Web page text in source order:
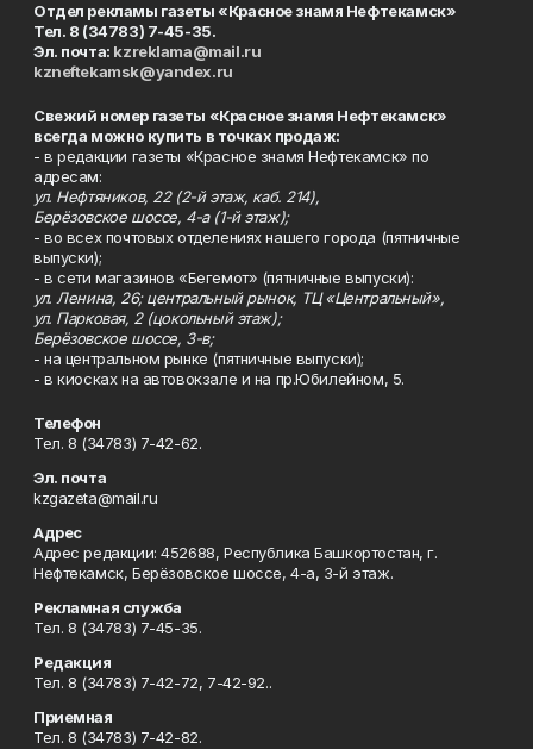
Отдел рекламы газеты «Красное знамя Нефтекамск»
Тел. 8 (34783) 7-45-35.
Эл. почта: kzreklama@mail.ru
kzneftekamsk@yandex.ru
Свежий номер газеты «Красное знамя Нефтекамск»
всегда можно купить в точках продаж:
- в редакции газеты «Красное знамя Нефтекамск» по
адресам:
ул. Нефтяников, 22 (2-й этаж, каб. 214),
Берёзовское шоссе, 4-а (1-й этаж);
- во всех почтовых отделениях нашего города (пятничные
выпуски);
- в сети магазинов «Бегемот» (пятничные выпуски):
ул. Ленина, 26; центральный рынок, ТЦ «Центральный»,
ул. Парковая, 2 (цокольный этаж);
Берёзовское шоссе, 3-в;
- на центральном рынке (пятничные выпуски);
- в киосках на автовокзале и на пр.Юбилейном, 5.
Телефон
Тел. 8 (34783) 7-42-62.
Эл. почта
kzgazeta@mail.ru
Адрес
Адрес редакции: 452688, Республика Башкортостан, г.
Нефтекамск, Берёзовское шоссе, 4-а, 3-й этаж.
Рекламная служба
Тел. 8 (34783) 7-45-35.
Редакция
Тел. 8 (34783) 7-42-72, 7-42-92..
Приемная
Тел. 8 (34783) 7-42-82.